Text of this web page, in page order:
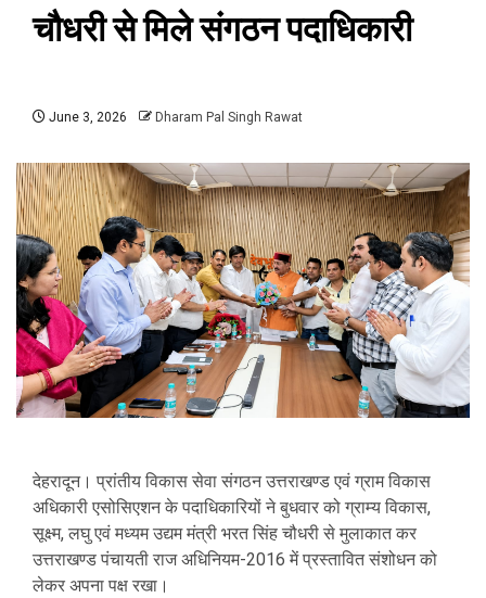
चौधरी से मिले संगठन पदाधिकारी
June 3, 2026 Dharam Pal Singh Rawat
देहरादून। प्रांतीय विकास सेवा संगठन उत्तराखण्ड एवं ग्राम विकास
अधिकारी एसोसिएशन के पदाधिकारियों ने बुधवार को ग्राम्य विकास,
सूक्ष्म, लघु एवं मध्यम उद्यम मंत्री भरत सिंह चौधरी से मुलाकात कर
उत्तराखण्ड पंचायती राज अधिनियम-2016 में प्रस्तावित संशोधन को
लेकर अपना पक्ष रखा।